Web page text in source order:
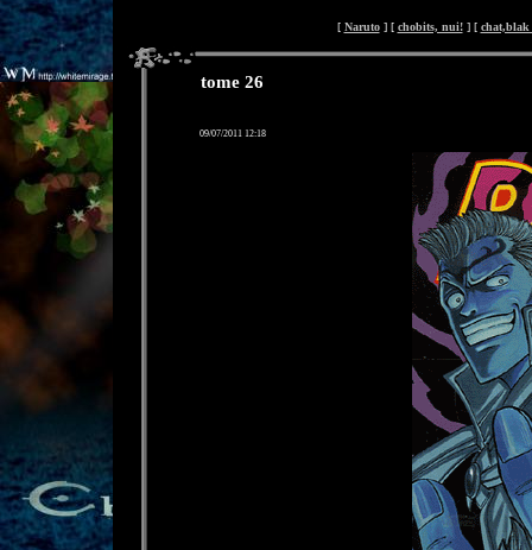
[ Naruto] [ chobits, nui!] [ chat,blak
tome 26
09/07/2011 12:18